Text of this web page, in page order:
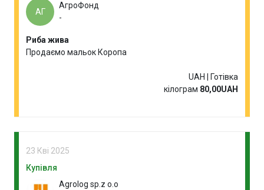
АГ
АгроФонд
-
Риба жива
Продаємо мальок Коропа
UAH | Готівка
кілограм 80,00UAH
23 Кві 2025
Купівля
Agrolog sp.z o.o